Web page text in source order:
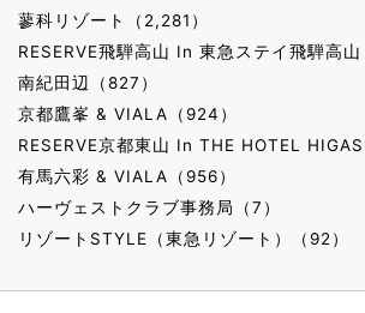
蓼科リゾート（2,281）
RESERVE飛騨高山 In 東急ステイ飛騨高山
南紀田辺（827）
京都鷹峯 & VIALA（924）
RESERVE京都東山 In THE HOTEL
有馬六彩 & VIALA（956）
ハーヴェストクラブ事務局（7）
リゾートSTYLE（東急リゾート）（92）